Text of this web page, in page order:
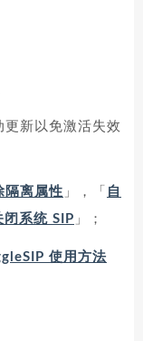
新以免激活失效
隔离属性 」，「 自
闭系统 SIP 」；
使用方法